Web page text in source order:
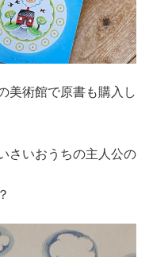
美術館で原書も購入し
さいおうちの主人公の